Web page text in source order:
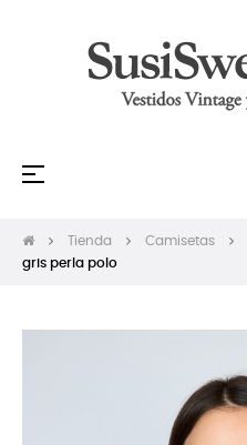
Navegación
☰
Tienda Camisetas
gris perla polo